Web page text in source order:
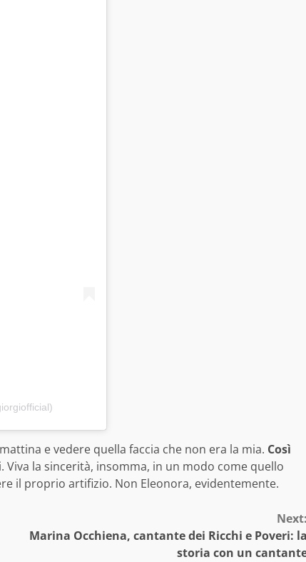
e vedere quella faccia che non era la mia. Così
Viva la sincerità, insomma, in un modo come quello
il proprio artifizio. Non Eleonora, evidentemente.
Marina Occhiena, cantante dei Ricchi e Poveri:
storia con un